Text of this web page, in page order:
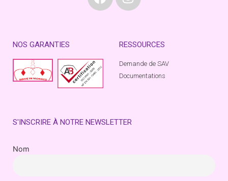
NOS GARANTIES RESSOURCES
Demande de SAV
Documentations
S'INSCRIRE À NOTRE NEWSLETTER
Nom